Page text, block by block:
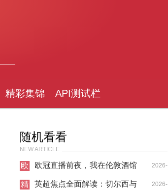
精彩集锦 API测试栏
随机看看
NEW ARTICLE
欧
直
欧冠直播前夜，我在伦敦酒馆
遇见了切尔西和热刺的宿命
2026-
04-30
精
英超焦点全面解读：切尔西与 2026-